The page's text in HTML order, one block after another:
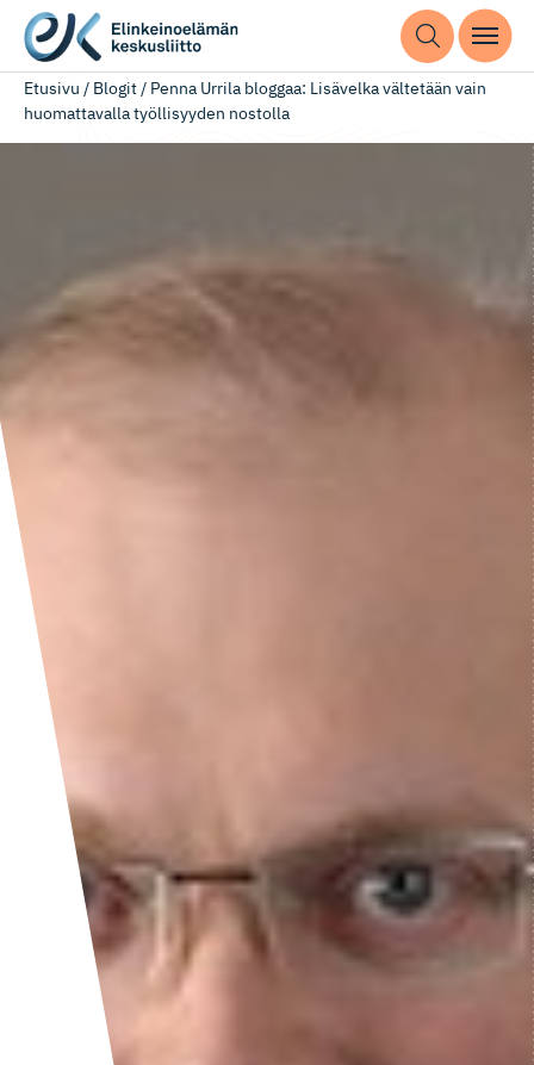
Etusivu / Blogit/ Penna Urrila bloggaa: Lisävelka vältetään vain
huomattavalla työllisyyden nostolla